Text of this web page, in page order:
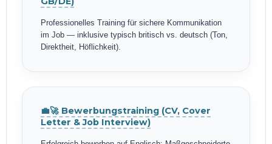
Professionelles Training für sichere Kommunikation
im Job — inklusive typisch britisch vs. deutsch (Ton,
Direktheit, Höflichkeit).
💼🚀 Bewerbungstraining (CV, Cover
Letter & Job Interview)